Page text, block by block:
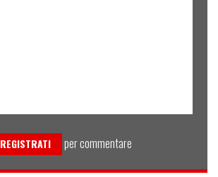
REGISTRATI per commentare